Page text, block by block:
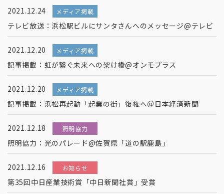
2021.12.24 メディア掲載
テレビ放送：浜松駅ビルにサンタさんへのメッセージ@テレビ
2021.12.20 メディア掲載
記事掲載：虹が繋ぐ未来への架け橋@オンモプラス
2021.12.20 メディア掲載
記事掲載：浜松再起動「起業の街」復権へ＠日本経済新聞
2021.12.18 照明協力
照明協力：光のパレード@佐賀県「道の駅鹿島」
2021.12.16 お知らせ
第35回中日産業技術賞「中日新聞社賞」受賞